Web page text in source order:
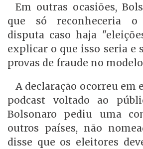
Em outras ocasiões,
que só reconheceria o
disputa caso haja
explicar o que isso seria e
provas de fraude no
A declaração ocorreu em
podcast voltado ao
Bolsonaro pediu uma
outros países, não
disse que os eleitores